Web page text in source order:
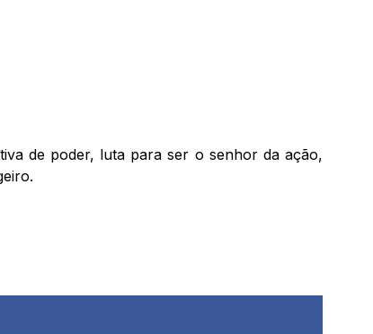
de poder, luta para ser o senhor da ação,